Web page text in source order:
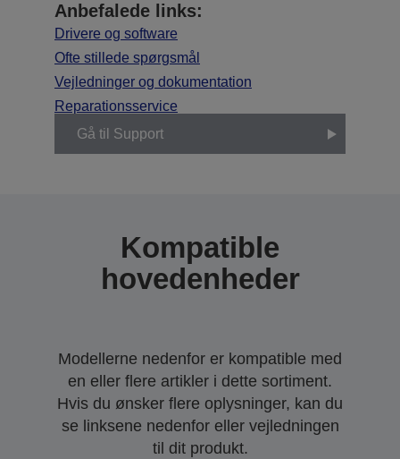
Anbefalede links:
Drivere og software
Ofte stillede spørgsmål
Vejledninger og dokumentation
Reparationsservice
Gå til Support
Kompatible
hovedenheder
Modellerne nedenfor er kompatible med
en eller flere artikler i dette sortiment.
Hvis du ønsker flere oplysninger, kan du
se linksene nedenfor eller vejledningen
til dit produkt.